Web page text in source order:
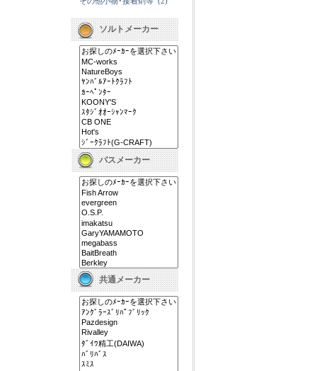
ソルトメーカー
バスメーカー
共通メーカー